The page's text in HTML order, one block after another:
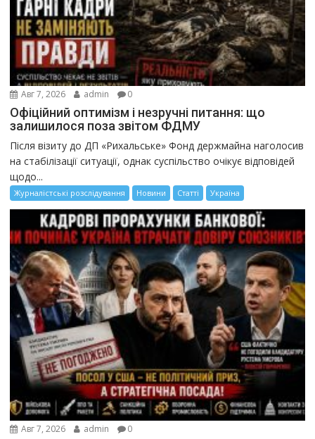
Авг 7, 2026 admin 0
Офіційний оптимізм і незручні питання: що
залишилося поза звітом ФДМУ
Після візиту до ДП «Рихальське» Фонд держмайна наголосив
на стабілізації ситуації, однак суспільство очікує відповідей
щодо...
Журналістські розслідування Новини Статті Україна
Авг 7, 2026 admin 0